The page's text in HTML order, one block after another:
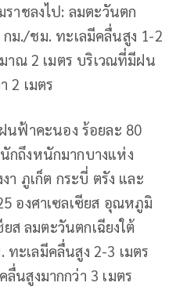
าชลงไป: ลมตะวันตก
กม./ชม. ทะเลมีคลื่นสูง 1-2
าณ 2 เมตร บริเวณที่มีฝน
2 เมตร
ฟ้าคะนอง ร้อยละ 80
ถึงหนักมากบางแห่ง
า ภูเก็ต กระบี่ ตรัง และ
องศาเซลเซียส อุณหภูมิ
ส ลมตะวันตกเฉียงใต้
ทะเลมีคลื่นสูง 2-3 เมตร
นสูงมากกว่า 3 เมตร